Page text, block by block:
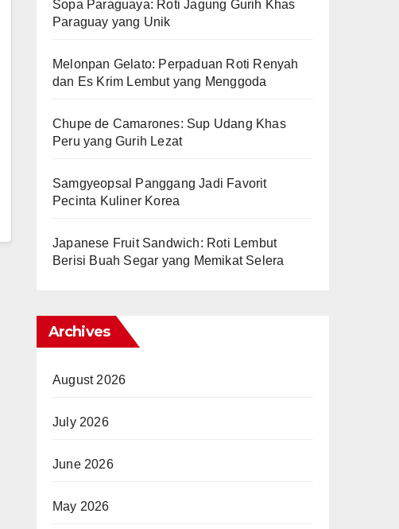
Sopa Paraguaya: Roti Jagung Gurih Khas
Paraguay yang Unik
Melonpan Gelato: Perpaduan Roti Renyah
dan Es Krim Lembut yang Menggoda
Chupe de Camarones: Sup Udang Khas
Peru yang Gurih Lezat
Samgyeopsal Panggang Jadi Favorit
Pecinta Kuliner Korea
Japanese Fruit Sandwich: Roti Lembut
Berisi Buah Segar yang Memikat Selera
Archives
August 2026
July 2026
June 2026
May 2026